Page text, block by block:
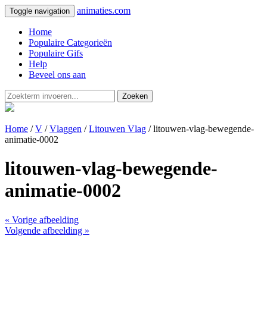
Toggle navigation animaties.com
Home
Populaire Categorieën
Populaire Gifs
Help
Beveel ons aan
Zoeken
Home /V /Vlaggen /Litouwen Vlag / litouwen-vlag-bewegende-
animatie-0002
litouwen-vlag-bewegende-
animatie-0002
« Vorige afbeelding
Volgende afbeelding »